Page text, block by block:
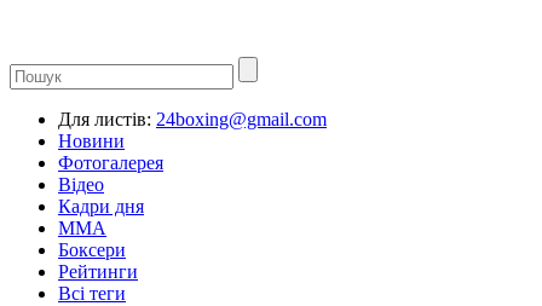
Для листів: 24boxing@gmail.com
Новини
Фотогалерея
Відео
Кадри дня
ММА
Боксери
Рейтинги
Всі теги